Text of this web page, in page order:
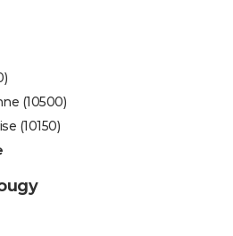
(10500)
(10150)